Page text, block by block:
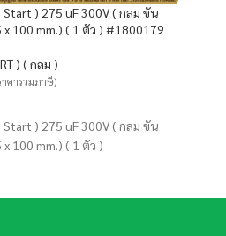
Start ) 275 uF 300V ( กลม ขัน
x 100 mm.) ( 1 ตัว ) #1800179
) ( กลม )
าคารวมภาษี)
Start ) 275 uF 300V ( กลม ขัน
100 mm.) ( 1 ตัว )